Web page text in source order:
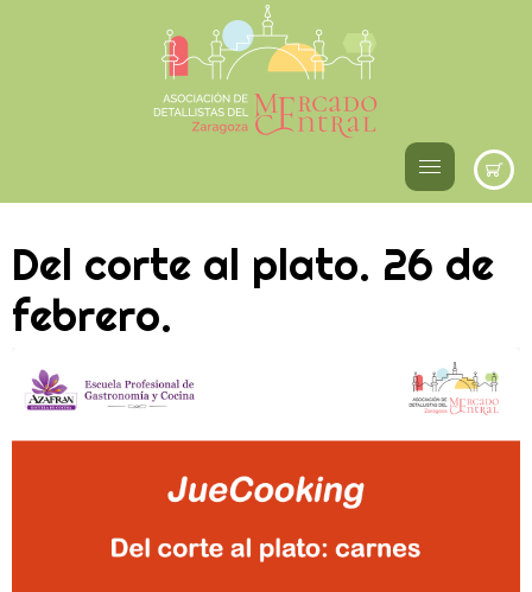
Del corte al plato. 26 de
febrero.